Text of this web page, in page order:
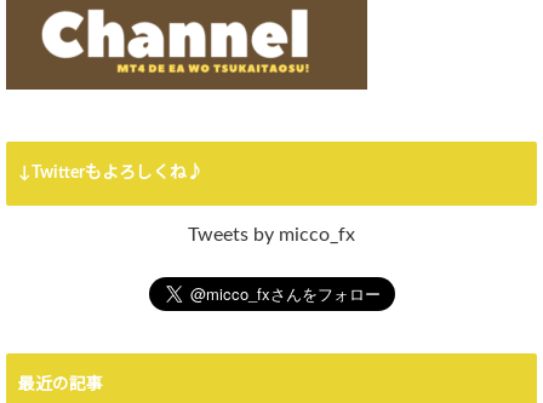
↓Twitterもよろしくね♪
Tweets by micco_fx
最近の記事